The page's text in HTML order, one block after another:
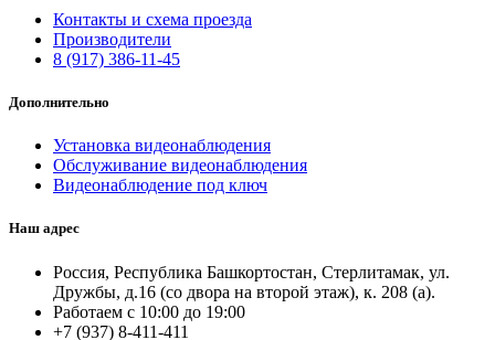
Контакты и схема проезда
Производители
8 (917) 386-11-45
Дополнительно
Установка видеонаблюдения
Обслуживание видеонаблюдения
Видеонаблюдение под ключ
Наш адрес
Россия, Республика Башкортостан, Стерлитамак, ул.
Дружбы, д.16 (со двора на второй этаж), к. 208 (а).
Работаем с 10:00 до 19:00
+7 (937) 8-411-411